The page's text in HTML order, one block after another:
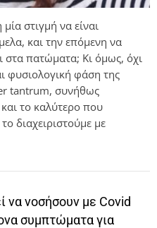
στιγμή να είναι
και την επόμενη να
στα πατώματα; Κι όμως, όχι
φυσιολογική φάση της
tantrum, συνήθως
και το καλύτερο που
διαχειριστούμε με
να νοσήσουν με Covid
συμπτώματα για